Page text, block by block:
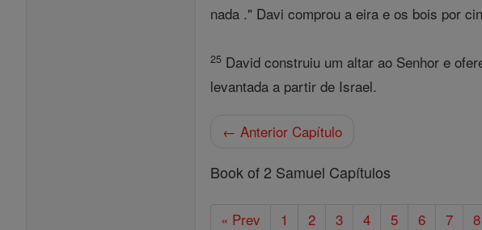
nada ." Davi comprou a eira e os bois por
25 David construiu um altar ao Senhor e
levantada a partir de Israel.
← Anterior Capítulo
Book of 2 Samuel Capítulos
« Prev 1 2 3 4 5 6 7 8